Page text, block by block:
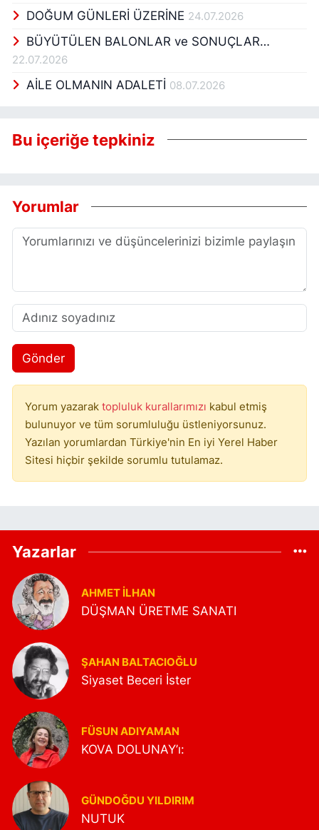
DOĞUM GÜNLERİ ÜZERİNE 24.07.2026
BÜYÜTÜLEN BALONLAR ve SONUÇLAR…
22.07.2026
AİLE OLMANIN ADALETİ 08.07.2026
Bu içeriğe tepkiniz
Yorumlar
Gönder
Yorum yazarak topluluk kurallarımızı kabul etmiş
bulunuyor ve tüm sorumluluğu üstleniyorsunuz.
Yazılan yorumlardan Türkiye'nin En iyi Yerel Haber
Sitesi hiçbir şekilde sorumlu tutulamaz.
Yazarlar
AHMET İLHAN
DÜŞMAN ÜRETME SANATI
ŞAHAN BALTACIOĞLU
Siyaset Beceri İster
FÜSUN ADIYAMAN
KOVA DOLUNAY’ı:
GÜNDOĞDU YILDIRIM
NUTUK